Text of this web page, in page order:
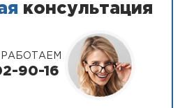
консультация
90-16